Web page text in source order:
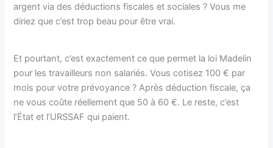
argent via des déductions fiscales et sociales ? Vous me
diriez que c’est trop beau pour être vrai.
Et pourtant, c’est exactement ce que permet la loi Madelin
pour les travailleurs non salariés. Vous cotisez 100 € par
mois pour votre prévoyance ? Après déduction fiscale, ça
ne vous coûte réellement que 50 à 60 €. Le reste, c’est
l’État et l’URSSAF qui paient.